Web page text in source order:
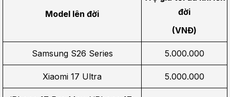
Model lên đời
đời
(VNĐ)
Samsung S26 Series 5.000.000
Xiaomi 17 Ultra 5.000.000